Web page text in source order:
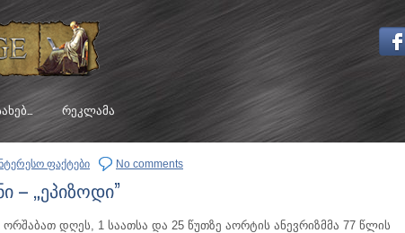
ᲠᲔᲙᲚᲐᲛᲐ
ფაქტები No comments
– „ეპიზოდი”
დღეს, 1 საათსა და 25 წუთზე აორტის ანევრიზმმა 77 წლის